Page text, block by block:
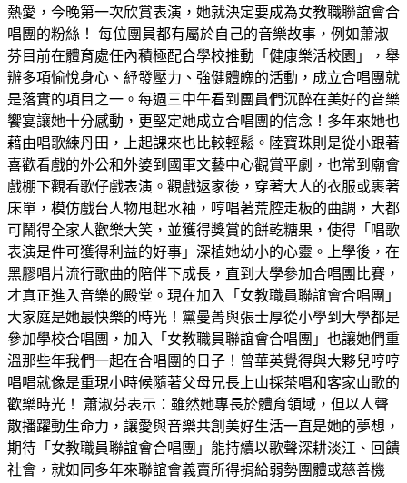
熱愛，今晚第一次欣賞表演，她就決定要成為女教職聯誼會合
唱團的粉絲！ 每位團員都有屬於自己的音樂故事，例如蕭淑
芬目前在體育處任內積極配合學校推動「健康樂活校園」，舉
辦多項愉悅身心、紓發壓力、強健體魄的活動，成立合唱團就
是落實的項目之一。每週三中午看到團員們沉醉在美好的音樂
饗宴讓她十分感動，更堅定她成立合唱團的信念！多年來她也
藉由唱歌練丹田，上起課來也比較輕鬆。陸寶珠則是從小跟著
喜歡看戲的外公和外婆到國軍文藝中心觀賞平劇，也常到廟會
戲棚下觀看歌仔戲表演。觀戲返家後，穿著大人的衣服或裹著
床單，模仿戲台人物甩起水袖，哼唱著荒腔走板的曲調，大都
可鬧得全家人歡樂大笑，並獲得獎賞的餅乾糖果，使得「唱歌
表演是件可獲得利益的好事」深植她幼小的心靈。上學後，在
黑膠唱片流行歌曲的陪伴下成長，直到大學參加合唱團比賽，
才真正進入音樂的殿堂。現在加入「女教職員聯誼會合唱團」
大家庭是她最快樂的時光！黨曼菁與張士厚從小學到大學都是
參加學校合唱團，加入「女教職員聯誼會合唱團」也讓她們重
溫那些年我們一起在合唱團的日子！曾華英覺得與大夥兒哼哼
唱唱就像是重現小時候隨著父母兄長上山採茶唱和客家山歌的
歡樂時光！ 蕭淑芬表示：雖然她專長於體育領域，但以人聲
散播躍動生命力，讓愛與音樂共創美好生活一直是她的夢想，
期待「女教職員聯誼會合唱團」能持續以歌聲深耕淡江、回饋
社會，就如同多年來聯誼會義賣所得捐給弱勢團體或慈善機